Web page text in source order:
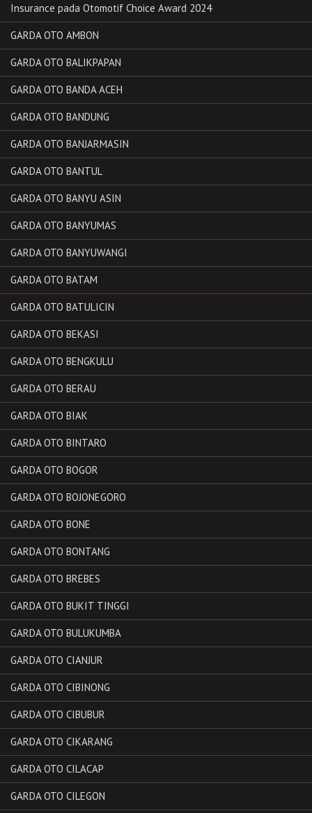
Insurance pada Otomotif Choice Award 2024
GARDA OTO AMBON
GARDA OTO BALIKPAPAN
GARDA OTO BANDA ACEH
GARDA OTO BANDUNG
GARDA OTO BANJARMASIN
GARDA OTO BANTUL
GARDA OTO BANYU ASIN
GARDA OTO BANYUMAS
GARDA OTO BANYUWANGI
GARDA OTO BATAM
GARDA OTO BATULICIN
GARDA OTO BEKASI
GARDA OTO BENGKULU
GARDA OTO BERAU
GARDA OTO BIAK
GARDA OTO BINTARO
GARDA OTO BOGOR
GARDA OTO BOJONEGORO
GARDA OTO BONE
GARDA OTO BONTANG
GARDA OTO BREBES
GARDA OTO BUKIT TINGGI
GARDA OTO BULUKUMBA
GARDA OTO CIANJUR
GARDA OTO CIBINONG
GARDA OTO CIBUBUR
GARDA OTO CIKARANG
GARDA OTO CILACAP
GARDA OTO CILEGON